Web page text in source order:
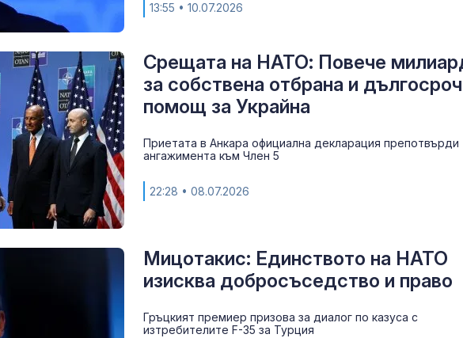
13:55 • 10.07.2026
Срещата на НАТО: Повече
за собствена отбрана и
помощ за Украйна
Приетата в Анкара официална декларация препотвърди
ангажимента към Член 5
22:28 • 08.07.2026
Мицотакис: Единството на НАТО
изисква добросъседство и право
Гръцкият премиер призова за диалог по казуса с
изтребителите F-35 за Турция
Зона на
Наркотици,
бездомници и
превземат лондонския “Ковънт